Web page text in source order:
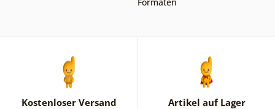
Kostenloser Versand Artikel auf Lager